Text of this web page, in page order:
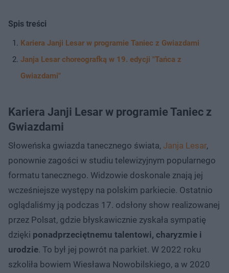
Spis treści
Kariera Janji Lesar w programie Taniec z Gwiazdami
Janja Lesar choreografką w 19. edycji "Tańca z
Gwiazdami"
Kariera Janji Lesar w programie Taniec z
Gwiazdami
Słoweńska gwiazda tanecznego świata, Janja Lesar,
ponownie zagości w studiu telewizyjnym popularnego
formatu tanecznego. Widzowie doskonale znają jej
wcześniejsze występy na polskim parkiecie. Ostatnio
oglądaliśmy ją podczas 17. odsłony show realizowanej
przez Polsat, gdzie błyskawicznie zyskała sympatię
dzięki ponadprzeciętnemu talentowi, charyzmie i
urodzie. To był jej powrót na parkiet. W 2022 roku
szkoliła bowiem Wiesława Nowobilskiego, a w 2020